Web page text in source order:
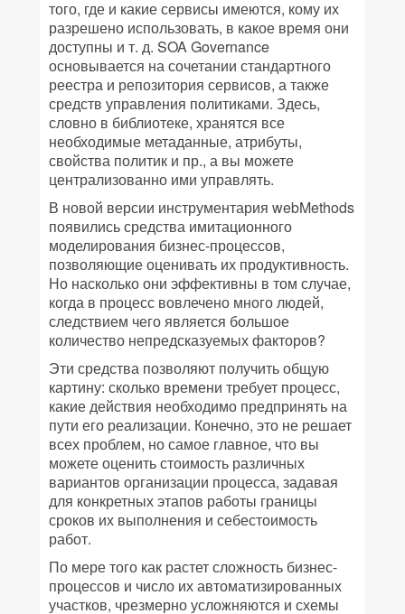
того, где и какие сервисы имеются, кому их
разрешено использовать, в какое время они
доступны и т. д. SOA Governance
основывается на сочетании стандартного
реестра и репозитория сервисов, а также
средств управления политиками. Здесь,
словно в библиотеке, хранятся все
необходимые метаданные, атрибуты,
свойства политик и пр., а вы можете
централизованно ими управлять.
В новой версии инструментария webMethods
появились средства имитационного
моделирования бизнес-процессов,
позволяющие оценивать их продуктивность.
Но насколько они эффективны в том случае,
когда в процесс вовлечено много людей,
следствием чего является большое
количество непредсказуемых факторов?
Эти средства позволяют получить общую
картину: сколько времени требует процесс,
какие действия необходимо предпринять на
пути его реализации. Конечно, это не решает
всех проблем, но самое главное, что вы
можете оценить стоимость различных
вариантов организации процесса, задавая
для конкретных этапов работы границы
сроков их выполнения и себестоимость
работ.
По мере того как растет сложность бизнес-
процессов и число их автоматизированных
участков, чрезмерно усложняются и схемы